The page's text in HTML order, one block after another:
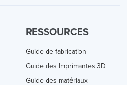
RESSOURCES
Guide de fabrication
Guide des Imprimantes 3D
Guide des matériaux